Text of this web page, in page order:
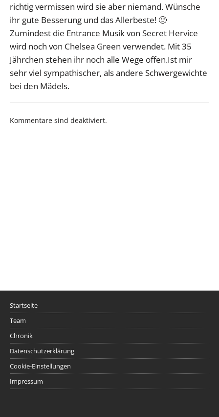
richtig vermissen wird sie aber niemand. Wünsche
ihr gute Besserung und das Allerbeste! 🙂
Zumindest die Entrance Musik von Secret Hervice
wird noch von Chelsea Green verwendet. Mit 35
Jährchen stehen ihr noch alle Wege offen.Ist mir
sehr viel sympathischer, als andere Schwergewichte
bei den Mädels.
Kommentare sind deaktiviert.
Startseite
Team
Chronik
Datenschutzerklärung
Cookie-Einstellungen
Impressum